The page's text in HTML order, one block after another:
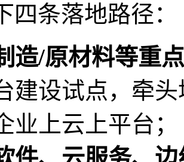
四条落地路径：
造/原材料等重
建设试点，牵
业上云上平台；